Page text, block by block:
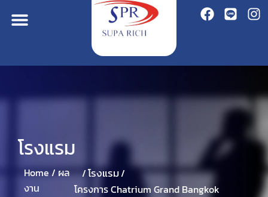
โรงแรม
Home / ผล
งาน
/โรงแรม/
โครงการ Chatrium Grand Bangkok